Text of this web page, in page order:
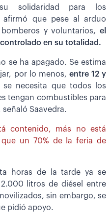
solidaridad para los
afirmó que pese al arduo
y voluntarios, el
en su totalidad.
se ha apagado. Se estima
por lo menos, entre 12 y
necesita que todos los
tengan combustibles para
Saavedra.
contenido, más no está
un 70% de la feria de
horas de la tarde ya se
litros de diésel entre
sin embargo, se
pidió apoyo.